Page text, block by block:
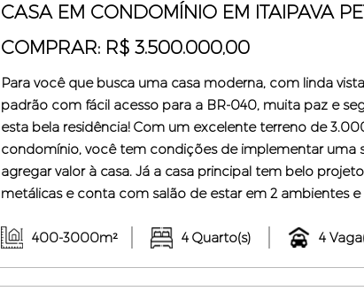
CASA EM CONDOMÍNIO EM ITAIPAVA
COMPRAR: R$ 3.500.000,00
Para você que busca uma casa moderna, com linda
padrão com fácil acesso para a BR-040, muita paz e
esta bela residência! Com um excelente terreno de
condomínio, você tem condições de implementar uma
agregar valor à casa. Já a casa principal tem belo
metálicas e conta com salão de estar em 2 ambientes
lavabo, despensa, lavanderia e banhei ...
400-3000m² 4 Quarto(s) 4